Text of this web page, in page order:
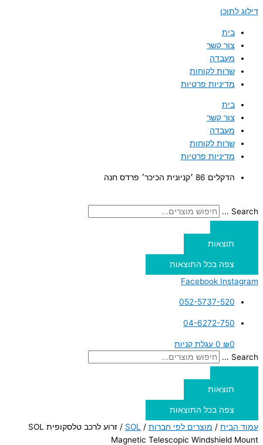
דילוג לתוכן
בית
צור קשר
מעבדה
שרות לקוחות
מדיניות פרטיות
בית
צור קשר
מעבדה
שרות לקוחות
מדיניות פרטיות
הדקלים 86 ׳קניונית הכיכר׳ פרדס חנה
Search ...
תוצאות
צפה בכל התוצאות
Facebook Instagram
052-5737-520
04-6272-750
₪0
0 עגלת קניות
Search ...
תוצאות
צפה בכל התוצאות
עמוד הבית / מוצרים לפי חברות /
SOL
/ זרוע לרכב טלסקופית SOL
Magnetic Telescopic Windshield Mount